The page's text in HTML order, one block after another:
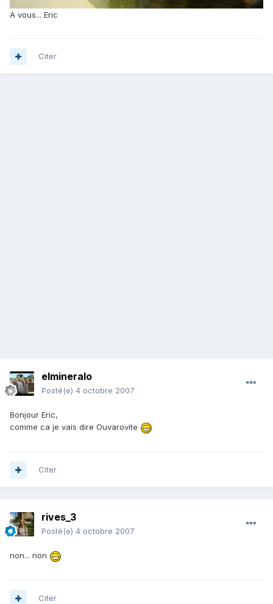
A vous... Eric
Citer
elmineralo
Posté(e) 4 octobre 2007
Bonjour Eric,
comme ca je vais dire Ouvarovite
Citer
rives_3
Posté(e) 4 octobre 2007
non... non
Citer